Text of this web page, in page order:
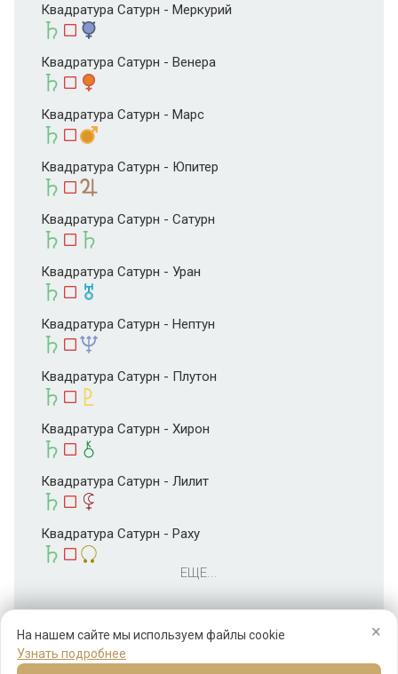
×
На нашем сайте мы используем файлы cookie
Узнать подробнее
Квадратура Сатурн - Меркурий
Квадратура Сатурн - Венера
Квадратура Сатурн - Марс
Квадратура Сатурн - Юпитер
Квадратура Сатурн - Сатурн
Квадратура Сатурн - Уран
Квадратура Сатурн - Нептун
Квадратура Сатурн - Плутон
Квадратура Сатурн - Хирон
Квадратура Сатурн - Лилит
Квадратура Сатурн - Раху
ЕЩЕ...